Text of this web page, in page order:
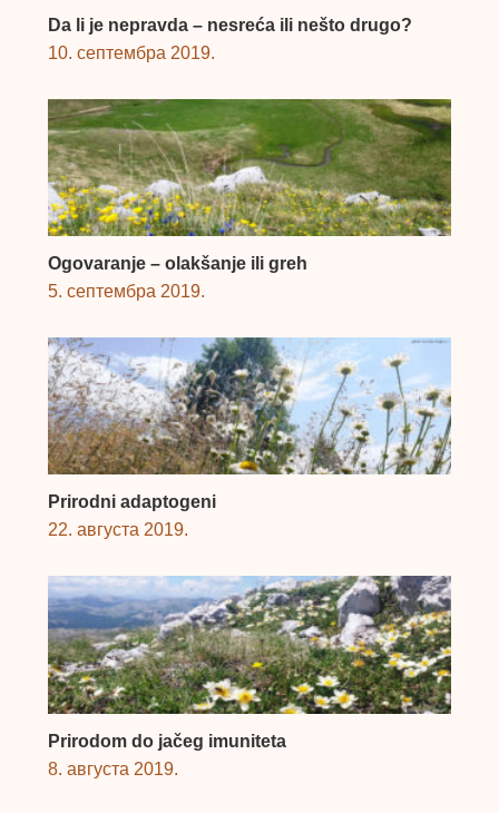
Da li je nepravda – nesreća ili nešto drugo?
10. септембра 2019.
Ogovaranje – olakšanje ili greh
5. септембра 2019.
Prirodni adaptogeni
22. августа 2019.
Prirodom do jačeg imuniteta
8. августа 2019.